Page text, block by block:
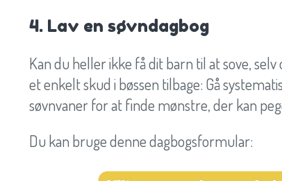
4. Lav en søvndagbog
Kan du heller ikke få dit barn til at sove,
et enkelt skud i bøssen tilbage: Gå
søvnvaner for at finde mønstre, der kan
Du kan bruge denne dagbogsformular: